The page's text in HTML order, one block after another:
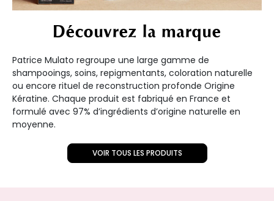
Découvrez la marque
Patrice Mulato regroupe une large gamme de
shampooings, soins, repigmentants, coloration naturelle
ou encore rituel de reconstruction profonde Origine
Kératine. Chaque produit est fabriqué en France et
formulé avec 97% d’ingrédients d’origine naturelle en
moyenne.
VOIR TOUS LES PRODUITS